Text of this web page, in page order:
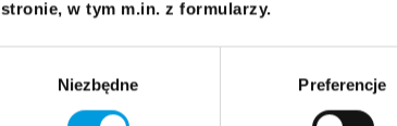
stronie, w tym m.in. z formularzy.
Niezbędne Preferencje